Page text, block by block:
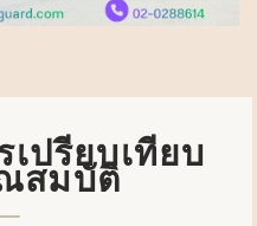
เปรียบเทียบ
สมบัติ